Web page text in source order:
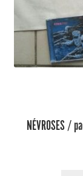
NÉVROSES /